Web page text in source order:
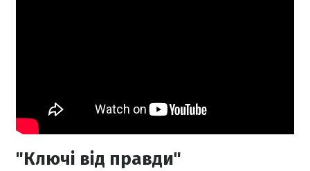
"Ключі від правди"